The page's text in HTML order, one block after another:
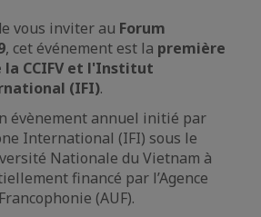
vous inviter au Forum
, cet événement est la première
CCIFV et l'Institut
(IFI).
évènement annuel initié par
International (IFI) sous le
Nationale du Vietnam à
financé par l’Agence
(AUF).